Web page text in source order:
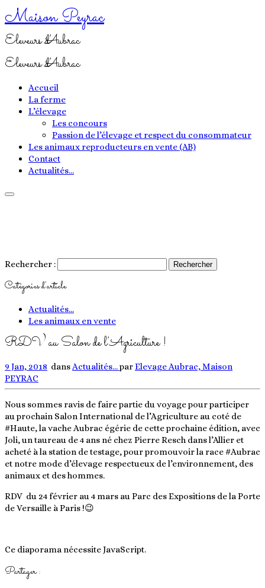
Maison Peyrac
Eleveurs d'Aubrac
Eleveurs d'Aubrac
Accueil
La ferme
L’élevage
Les concours
Passion de l’élevage et respect du consommateur
Les animaux reproducteurs en vente (AB)
Contact
Actualités…
Rechercher :
Catégories d’article
Actualités…
Les animaux en vente
RDV au Salon de l’Agriculture !
9 Jan, 2018 dansActualités...parElevage Aubrac, Maison
PEYRAC
Nous sommes ravis de faire partie du voyage pour participer
au prochain Salon International de l’Agriculture au coté de
#Haute, la vache Aubrac égérie de cette prochaine édition, avec
Joli, un taureau de 4 ans né chez Pierre Resch dans l’Allier et
acheté à la station de testage, pour promouvoir la race #Aubrac
et notre mode d’élevage respectueux de l’environnement, des
animaux et des hommes.
RDV du 24 février au 4 mars au Parc des Expositions de la Porte
de Versaille à Paris !😉
Ce diaporama nécessite JavaScript.
Partager :